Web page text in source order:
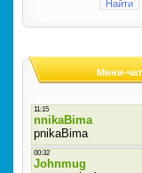
Мини-чат